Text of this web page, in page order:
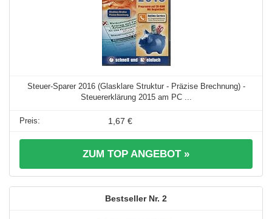
Steuer-Sparer 2016 (Glasklare Struktur - Präzise Brechnung) -
Steuererklärung 2015 am PC ...
1,67 €
ZUM TOP ANGEBOT »
2